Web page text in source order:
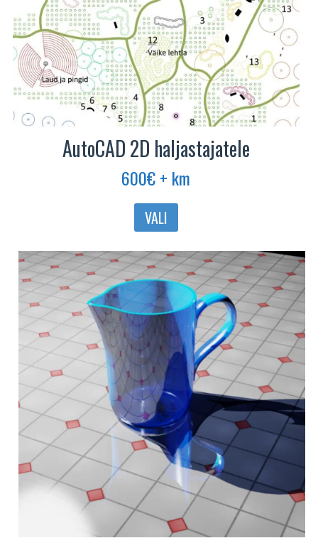
AutoCAD 2D haljastajatele
600€+ km
VALI
Sellel
mitu
varianti.
Valikuid
saab
teha
tootelehel.